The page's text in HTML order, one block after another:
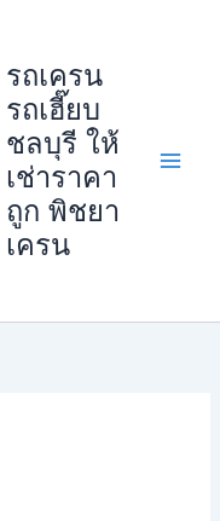
รถเครน
รถเฮี๊ยบ
ชลบุรี ให้
เช่าราคา
ถูก พิชยา
เครน